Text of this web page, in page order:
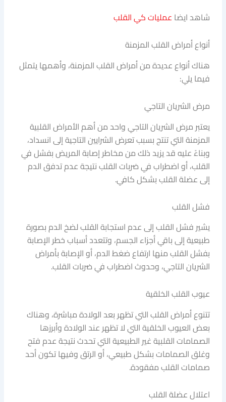
شاهد ايضا عمليات كي القلب
أنواع أمراض القلب المزمنة
هناك أنواع عديدة من أمراض القلب المزمنة، وأهمها يتمثل
فيما يلي:
مرض الشريان التاجي
يعتبر مرض الشريان التاجي واحد من أهم الأمراض القلبية
المزمنة التي تنتج بسبب تعرض الشرايين التاجية إلى انسداد،
وبناءً عليه قد يزيد ذلك من مخاطر إصابة المريض بفشل في
القلب، أو اضطراب في ضربات القلب نتيجة عدم تدفق الدم
إلى عضلة القلب بشكل كافي.
فشل القلب
يشير فشل القلب إلى عدم استجابة القلب لضخ الدم بصورة
طبيعية إلى باقي أجزاء الجسم، وتتعدد أسباب خطر الإصابة
بفشل القلب منها ارتفاع ضغط الدم، أو الإصابة بأمراض
الشريان التاجي، وحدوث اضطراب في ضربات القلب.
عيوب القلب الخلقية
تتنوع أمراض القلب التي تظهر بعد الولادة مباشرة، وهناك
بعض العيوب الخلقية التي لا تظهر عند الولادة وأبرزها
الصمامات القلبية غير الطبيعية التي تحدث نتيجة عدم فتح
وغلق الصمامات بشكل طبيعي، أو الرتق وفيها تكون أحد
صمامات القلب مفقودة.
اعتلال عضلة القلب